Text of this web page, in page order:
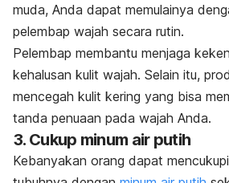
muda, Anda dapat memulainya
pelembap wajah secara rutin.
Pelembap membantu menjaga
kehalusan kulit wajah. Selain itu,
mencegah kulit kering yang bisa
tanda penuaan pada wajah Anda.
3. Cukup minum air putih
Kebanyakan orang dapat